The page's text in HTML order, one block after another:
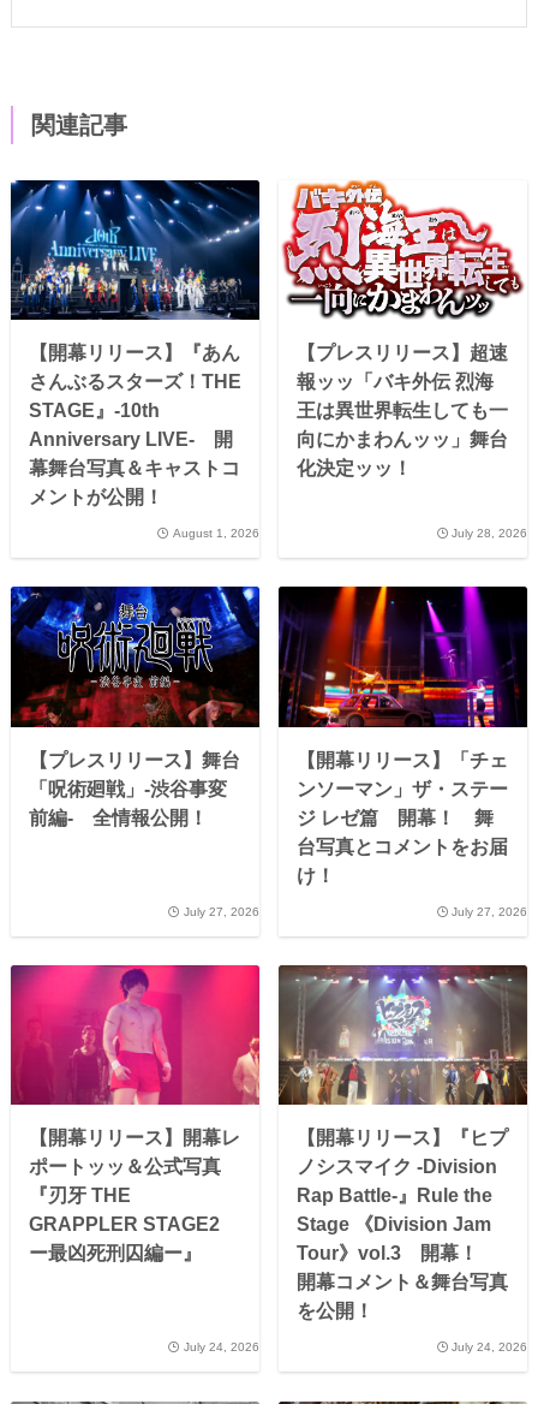
関連記事
【開幕リリース】『あん
さんぶるスターズ！THE
STAGE』-10th
Anniversary LIVE- 開
幕舞台写真＆キャストコ
メントが公開！
August 1, 2026
【プレスリリース】超速
報ッッ「バキ外伝 烈海
王は異世界転生しても一
向にかまわんッッ」舞台
化決定ッッ！
July 28, 2026
【プレスリリース】舞台
「呪術廻戦」-渋谷事変
前編- 全情報公開！
July 27, 2026
【開幕リリース】「チェ
ンソーマン」ザ・ステー
ジ レゼ篇 開幕！ 舞
台写真とコメントをお届
け！
July 27, 2026
【開幕リリース】開幕レ
ポートッッ＆公式写真
『刃牙 THE
GRAPPLER STAGE2
ー最凶死刑囚編ー』
July 24, 2026
【開幕リリース】『ヒプ
ノシスマイク -Division
Rap Battle-』Rule the
Stage 《Division Jam
Tour》vol.3 開幕！
開幕コメント＆舞台写真
を公開！
July 24, 2026